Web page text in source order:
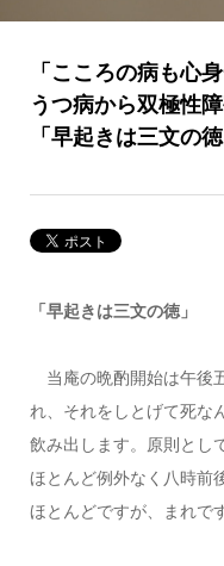
「こころの病も心
うつ病から双極性
「早起きは三文の徳
「早起きは三文の徳」
当庵の晩酌開始は午後
れ、それをしとげて死な
飲み出します。原則とし
ほとんど例外なく八時前
ほとんどですが、まれで